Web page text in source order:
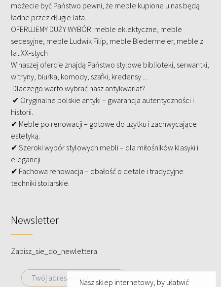
możecie być Państwo pewni, że meble kupione u nas będą
ładne przez długie lata.
OFERUJEMY DUŻY WYBÓR: meble eklektyczne, meble
secesyjne, meble Ludwik Filip, meble Biedermeier, meble z
lat XX-stych
W naszej ofercie znajdą Państwo stylowe biblioteki, serwantki,
witryny, biurka, komody, szafki, kredensy ...
Dlaczego warto wybrać nasz antykwariat?
✔ Oryginalne polskie antyki – gwarancja autentyczności i
historii.
✔ Meble po renowacji – gotowe do użytku i zachwycające
estetyką.
✔ Szeroki wybór stylowych mebli – dla miłośników klasyki i
elegancji.
✔ Fachowa renowacja – dbałość o detale i tradycyjne
techniki stolarskie.
Newsletter
Zapisz_sie_do_newlettera
Nasz sklep internetowy, by ułatwić